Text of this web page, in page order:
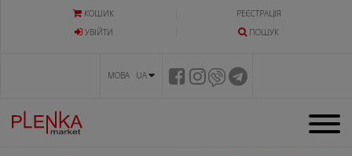
КОШИК
РЕЄСТРАЦІЯ
УВIЙТИ
ПОШУК
МОВА UA